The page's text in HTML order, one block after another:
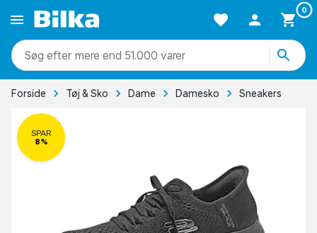
0
mere end 51.000 varer
Forside Tøj & Sko Dame Damesko Sneakers
SPAR
8%